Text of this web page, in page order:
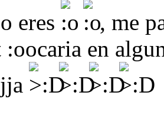
eres
, me
en